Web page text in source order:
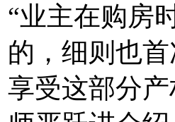
“业主在购房
的，细则也
享受这部分